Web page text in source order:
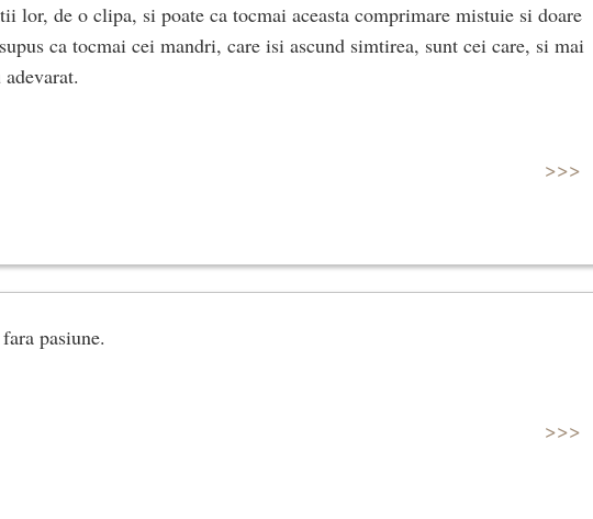
lor, de o clipa, si poate ca tocmai aceasta comprimare mistuie si doare
ca tocmai cei mandri, care isi ascund simtirea, sunt cei care, si mai
>>>
pasiune.
>>>